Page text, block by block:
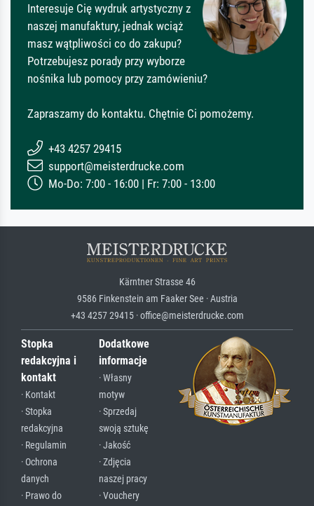
Interesuje Cię wydruk artystyczny z
naszej manufaktury, jednak wciąż
masz wątpliwości co do zakupu?
Potrzebujesz porady przy wyborze
nośnika lub pomocy przy zamówieniu?
Zapraszamy do kontaktu. Chętnie Ci pomożemy.
+43 4257 29415
support@meisterdrucke.com
Mo-Do: 7:00 - 16:00 | Fr: 7:00 - 13:00
Kärntner Strasse 46
9586 Finkenstein am Faaker See · Austria
+43 4257 29415 · office@meisterdrucke.com
Stopka
redakcyjna i
kontakt
· Kontakt
· Stopka
redakcyjna
· Regulamin
· Ochrona
danych
· Prawo do
Dodatkowe
informacje
· Własny
motyw
· Sprzedaj
swoją sztukę
· Jakość
· Zdjęcia
naszej pracy
· Vouchery